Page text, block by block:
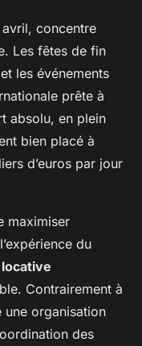
concentre
Les fêtes de fin
les événements
prête à
absolu, en plein
bien placé à
d’euros par jour
maximiser
du
Contrairement à
une organisation
des